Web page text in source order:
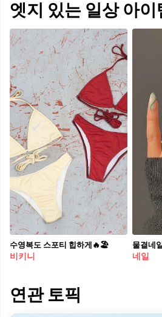
엣지 있는 일상 아이
수영복도 스포티 힙하게🔥🏖
비키니
물결네
네일
연관 토픽